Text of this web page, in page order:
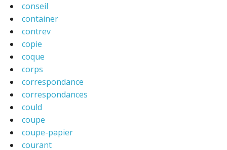
conseil
container
contrev
copie
coque
corps
correspondance
correspondances
could
coupe
coupe-papier
courant